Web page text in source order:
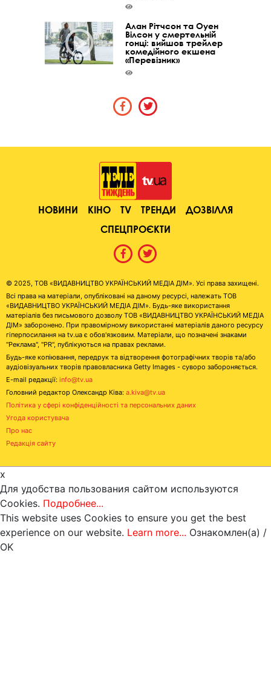
Алан Рітчсон та Оуен
Вілсон у смертельній
гонці: вийшов трейлер
комедійного екшена
«Перевізник»
НОВИНИ КІНО TV ТРЕНДИ
ДОЗВІЛЛЯ
СПЕЦПРОЄКТИ
© 2025, ТОВ «ВИДАВНИЦТВО УКРАЇНСЬКИЙ МЕДІА ДІМ». Усі права захищені.
Всі права на матеріали, опубліковані на даному ресурсі, належать ТОВ
«ВИДАВНИЦТВО УКРАЇНСЬКИЙ МЕДІА ДІМ». Будь-яке використання
матеріалів без письмового дозволу ТОВ «ВИДАВНИЦТВО УКРАЇНСЬКИЙ МЕДІА
ДІМ» заборонено. При правомірному використанні матеріалів даного ресурсу
гіперпосилання на tv.ua є обов'язковим. Матеріали, що позначені знаками
"Реклама", "PR", публікуються на правах реклами.
Будь-яке копіювання, передрук та відтворення фотографічних творів та/або
аудіовізуальних творів правовласника Getty Images - суворо забороняється.
E-mail редакції: info@tv.ua
Головний редактор Олександр Ківа: a.kiva@tv.ua
Політика у сфері конфіденційності та персональних даних
Угода користувача
Про нас
Редакція сайту
x
Для удобства пользования сайтом используются
Cookies. Подробнее...
This website uses Cookies to ensure you get the best
experience on our website. Learn more... Ознакомлен(а) /
OK